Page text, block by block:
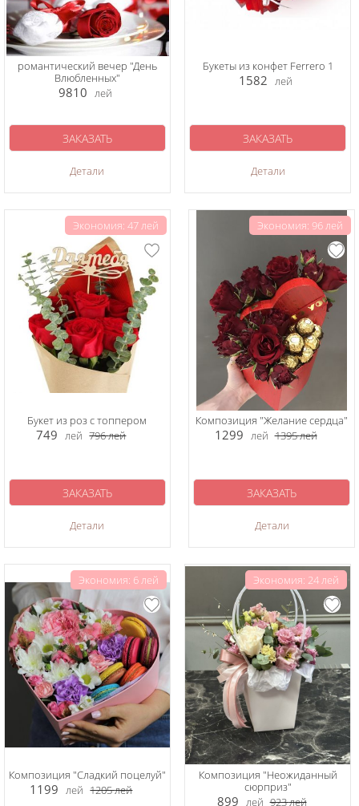
романтический вечер "День
Влюбленных"
9810 лей
Детали
ЗАКАЗАТЬ
Букеты из конфет Ferrero 1
1582 лей
Детали
ЗАКАЗАТЬ
Экономия: 47 лей
Букет из роз с топпером
749 лей 796лей
Детали
ЗАКАЗАТЬ
Экономия: 96 лей
Композиция "Желание сердца"
1299 лей 1395лей
Детали
ЗАКАЗАТЬ
Экономия: 6 лей
Композиция "Сладкий поцелуй"
1199 лей 1205лей
Экономия: 24 лей
Композиция "Неожиданный
сюрприз"
899 лей 923лей